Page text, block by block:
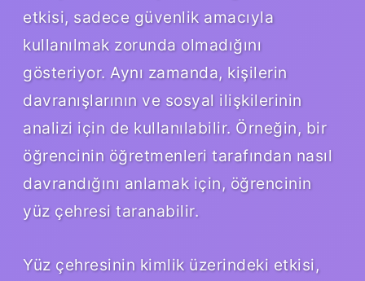
etkisi, sadece güvenlik amacıyla
kullanılmak zorunda olmadığını
gösteriyor. Aynı zamanda, kişilerin
davranışlarının ve sosyal ilişkilerinin
analizi için de kullanılabilir. Örneğin, bir
öğrencinin öğretmenleri tarafından nasıl
davrandığını anlamak için, öğrencinin
yüz çehresi taranabilir.
Yüz çehresinin kimlik üzerindeki etkisi,